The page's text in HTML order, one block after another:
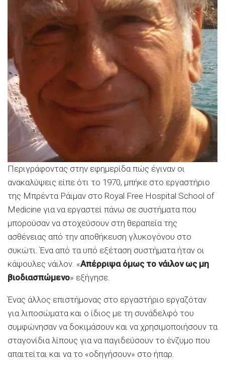
Περιγράφοντας στην εφημερίδα πώς έγιναν οι
ανακαλύψεις είπε ότι το 1970, μπήκε στο εργαστήριο
της Μπρέντα Ράιμαν στο Royal Free Hospital School of
Medicine για να εργαστεί πάνω σε συστήματα που
μπορούσαν να στοχεύσουν στη θεραπεία της
ασθένειας από την αποθήκευση γλυκογόνου στο
συκώτι. Ένα από τα υπό εξέταση συστήματα ήταν οι
κάψουλες νάιλον. «Απέρριψα όμως το νάιλον ως μη
βιοδιασπώμενο» εξήγησε.
Ένας άλλος επιστήμονας στο εργαστήριο εργαζόταν
για λιποσώματα και ο ίδιος με τη συνάδελφό του
συμφώνησαν να δοκιμάσουν και να χρησιμοποιήσουν τα
σταγονίδια λίπους για να παγιδεύσουν το ένζυμο που
απαιτείται και να το «οδηγήσουν» στο ήπαρ.